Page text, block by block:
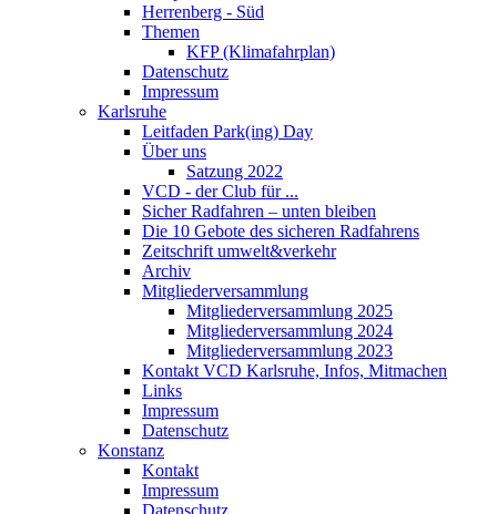
Herrenberg - Süd
Themen
KFP (Klimafahrplan)
Datenschutz
Impressum
Karlsruhe
Leitfaden Park(ing) Day
Über uns
Satzung 2022
VCD - der Club für ...
Sicher Radfahren – unten bleiben
Die 10 Gebote des sicheren Radfahrens
Zeitschrift umwelt&verkehr
Archiv
Mitgliederversammlung
Mitgliederversammlung 2025
Mitgliederversammlung 2024
Mitgliederversammlung 2023
Kontakt VCD Karlsruhe, Infos, Mitmachen
Links
Impressum
Datenschutz
Konstanz
Kontakt
Impressum
Datenschutz